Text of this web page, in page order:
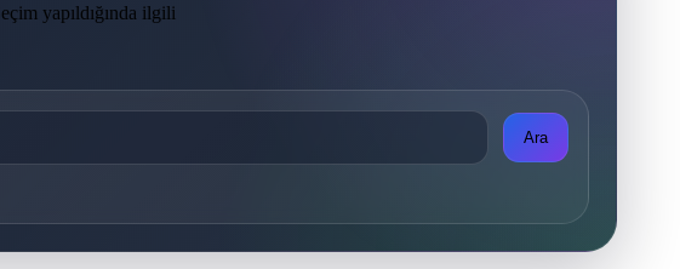
yapıldığında ilgili
Ara